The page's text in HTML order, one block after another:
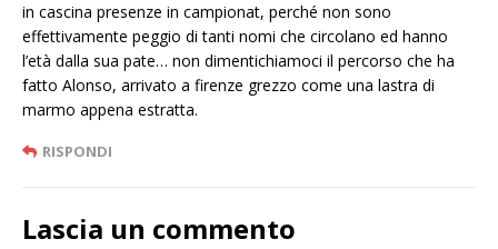
in cascina presenze in campionat, perché non sono
effettivamente peggio di tanti nomi che circolano ed hanno
l’età dalla sua pate… non dimentichiamoci il percorso che ha
fatto Alonso, arrivato a firenze grezzo come una lastra di
marmo appena estratta.
RISPONDI
Lascia un commento